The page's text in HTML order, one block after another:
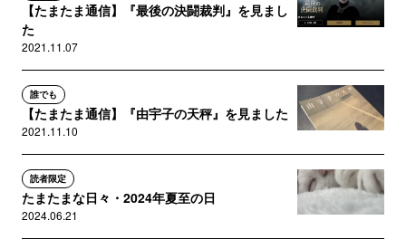
【たまたま通信】『最後の決闘裁判』を見まし
た
2021.11.07
誰でも
【たまたま通信】『由宇子の天秤』を見ました
2021.11.10
読者限定
たまたまな日々・2024年夏至の日
2024.06.21